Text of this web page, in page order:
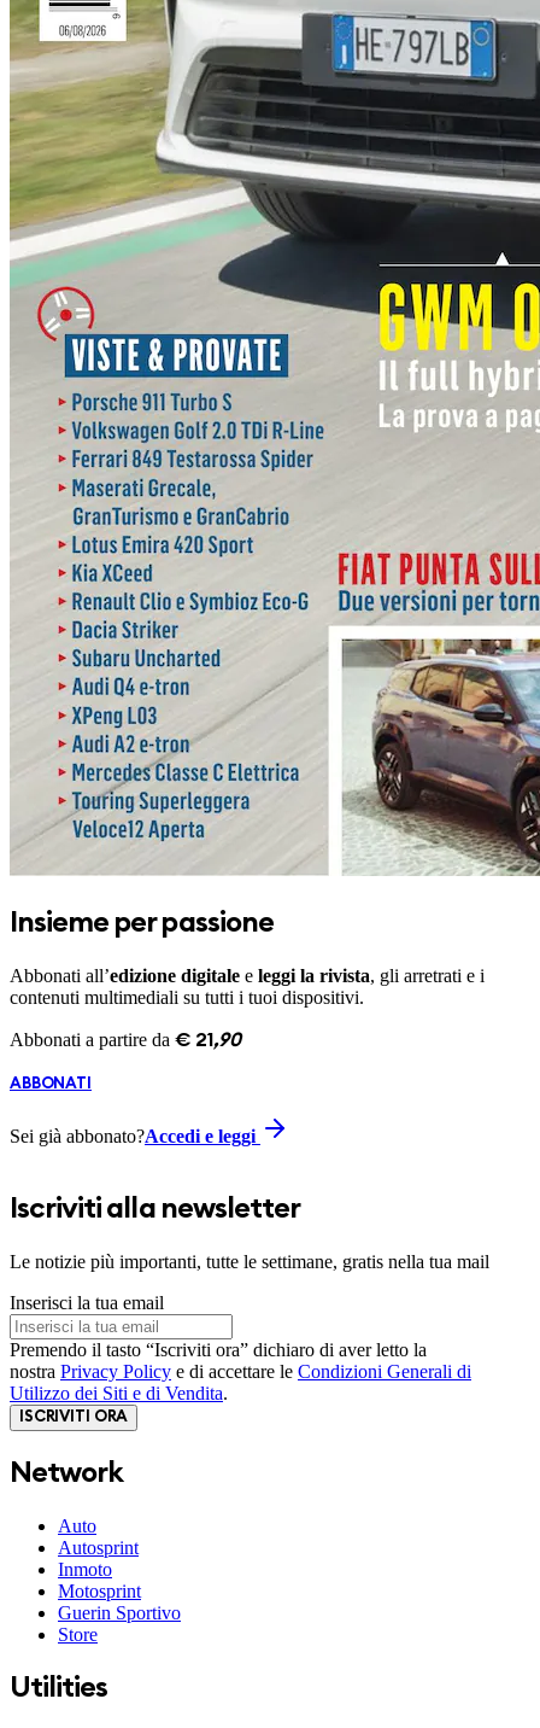
Insieme per passione
Abbonati all’edizione digitale e leggi la rivista, gli arretrati e i
contenuti multimediali su tutti i tuoi dispositivi.
Abbonati a partire da € 21 ,90
ABBONATI
Sei già abbonato?Accedi e leggi
Iscriviti alla newsletter
Le notizie più importanti, tutte le settimane, gratis nella tua mail
Inserisci la tua email
Premendo il tasto “Iscriviti ora” dichiaro di aver letto la
nostra Privacy Policy e di accettare le Condizioni Generali di
Utilizzo dei Siti e di Vendita.
ISCRIVITI ORA
Network
Auto
Autosprint
Inmoto
Motosprint
Guerin Sportivo
Store
Utilities